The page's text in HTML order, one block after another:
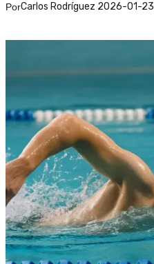
PorCarlos Rodríguez 2026-01-23